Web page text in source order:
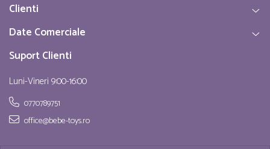
Clienti
Date Comerciale
Suport Clienti
Luni-Vineri 9:00-16:00
0770789751
office@bebe-toys.ro